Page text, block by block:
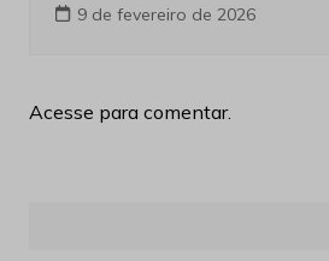
9 de fevereiro de 2026
Acesse para comentar.